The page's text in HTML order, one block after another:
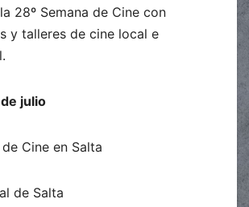
28º Semana de Cine con
y talleres de cine local e
julio
Cine en Salta
de Salta